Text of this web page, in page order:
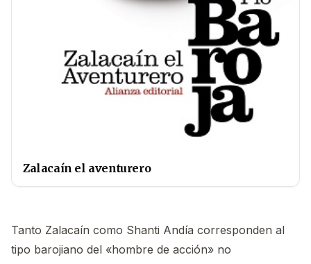
Zalacaín el aventurero
Tanto Zalacaín como Shanti Andía corresponden al
tipo barojiano del «hombre de acción» no